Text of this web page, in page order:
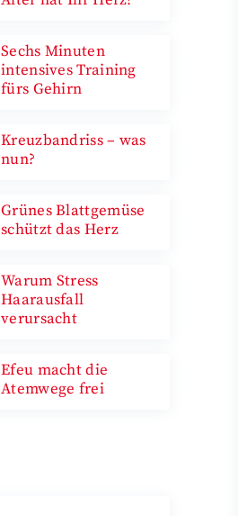
Sechs Minuten
intensives Training
fürs Gehirn
Kreuzbandriss – was
nun?
Grünes Blattgemüse
schützt das Herz
Warum Stress
Haarausfall
verursacht
Efeu macht die
Atemwege frei